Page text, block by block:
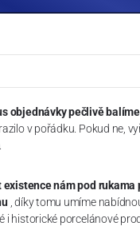
objednávky pečlivě balíme
v pořádku. Pokud ne,
existence nám pod rukama
, díky tomu umíme
i historické porcelánové